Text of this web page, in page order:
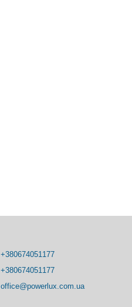
+380674051177
+380674051177
office@powerlux.com.ua